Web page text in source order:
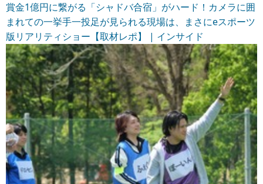
賞金1億円に繋がる「シャドバ合宿」がハード！カメラに囲
まれての一挙手一投足が見られる現場は、まさにeスポーツ
版リアリティショー【取材レポ】 | インサイド